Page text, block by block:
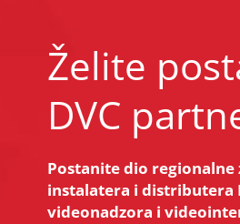
Želite
DVC
Postanite dio regionalne
instalatera i distributera
videonadzora i